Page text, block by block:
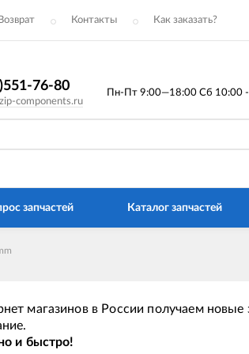
Возврат Контакты Как заказать?
76-80
components.ru
Пн-Пт 9:00—18:00 Сб 10:00
запчастей Каталог запчастей
магазинов в России получаем новые
и быстро!